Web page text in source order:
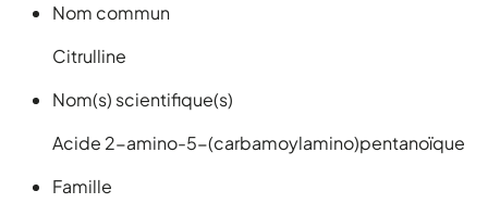
Nom commun
Citrulline
Nom(s) scientifique(s)
Acide 2-amino-5-(carbamoylamino)pentanoïque
Famille